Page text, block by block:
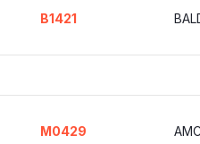
B1421
M0429